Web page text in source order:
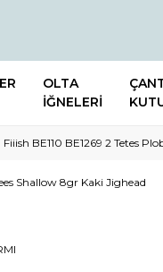
OLTA
İĞNELERİ
Fiiish BE110 BE1269 2 Tetes